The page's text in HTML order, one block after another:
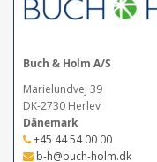
Buch & Holm A/S
Marielundvej 39
DK-2730 Herlev
Dänemark
+45 44 54 00 00
b-h@buch-holm.dk